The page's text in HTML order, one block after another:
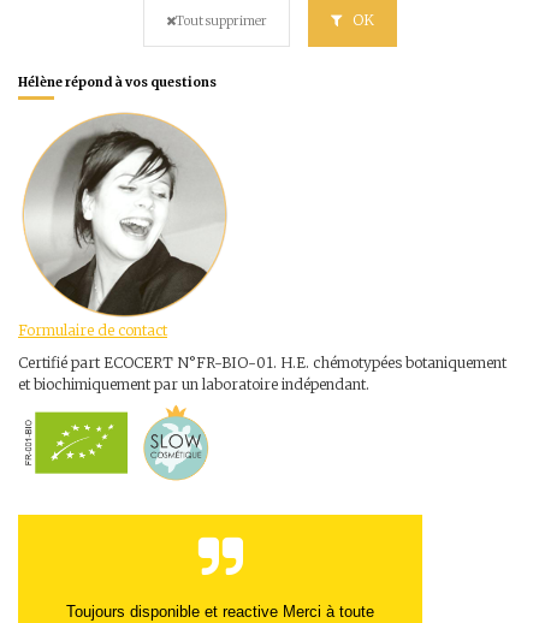
Tout supprimer OK
Hélène répond à vos questions
Formulaire de contact
Certifié part ECOCERT N°FR-BIO-01. H.E. chémotypées botaniquement
et biochimiquement par un laboratoire indépendant.
Toujours disponible et reactive Merci à toute